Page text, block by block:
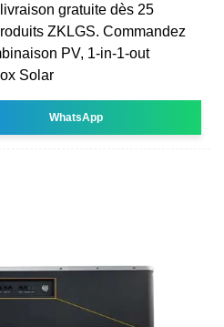
gratuite dès 25
ZKLGS. Commandez
PV, 1-in-1-out
Solar
WhatsApp